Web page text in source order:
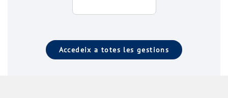
Accedeix a totes les gestions